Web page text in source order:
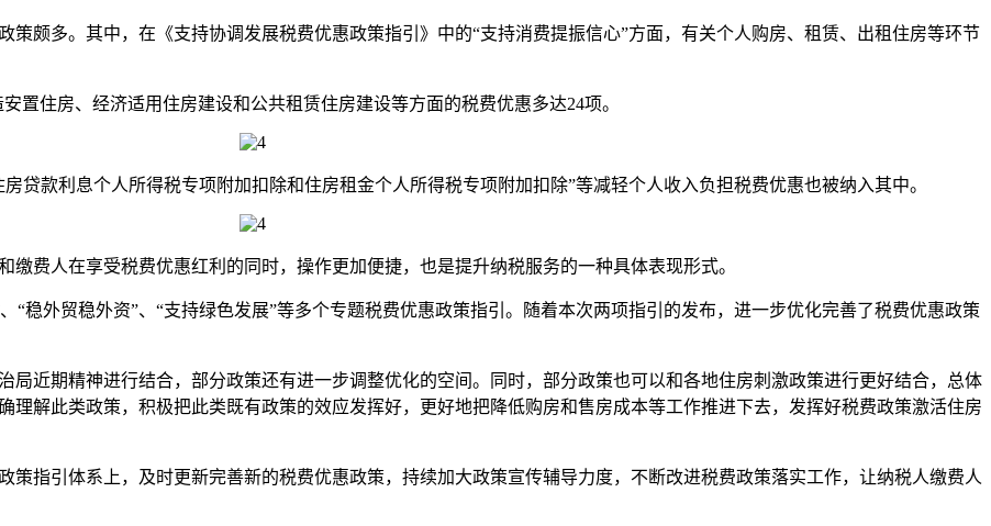
多。其中，在《支持协调发展税费优惠政策指引》中的“支持消费提振信心”方面，有关个人购房、租赁、出租住房等环节
置住房、经济适用住房建设和公共租赁住房建设等方面的税费优惠多达24项。
款利息个人所得税专项附加扣除和住房租金个人所得税专项附加扣除”等减轻个人收入负担税费优惠也被纳入其中。
人在享受税费优惠红利的同时，操作更加便捷，也是提升纳税服务的一种具体表现形式。
外贸稳外资”、“支持绿色发展”等多个专题税费优惠政策指引。随着本次两项指引的发布，进一步优化完善了税费优惠政策
近期精神进行结合，部分政策还有进一步调整优化的空间。同时，部分政策也可以和各地住房刺激政策进行更好结合，总体
理解此类政策，积极把此类既有政策的效应发挥好，更好地把降低购房和售房成本等工作推进下去，发挥好税费政策激活住房
指引体系上，及时更新完善新的税费优惠政策，持续加大政策宣传辅导力度，不断改进税费政策落实工作，让纳税人缴费人